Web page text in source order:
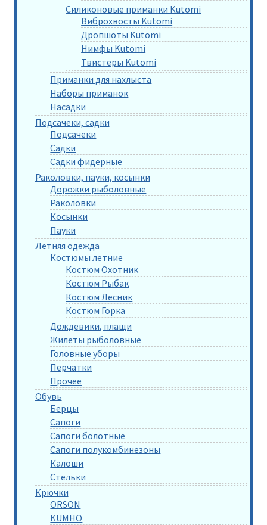
Силиконовые приманки Kutomi
Виброхвосты Kutomi
Дропшоты Kutomi
Нимфы Kutomi
Твистеры Kutomi
Приманки для нахлыста
Наборы приманок
Насадки
Подсачеки, садки
Подсачеки
Садки
Садки фидерные
Раколовки, пауки, косынки
Дорожки рыболовные
Раколовки
Косынки
Пауки
Летняя одежда
Костюмы летние
Костюм Охотник
Костюм Рыбак
Костюм Лесник
Костюм Горка
Дождевики, плащи
Жилеты рыболовные
Головные уборы
Перчатки
Прочее
Обувь
Берцы
Сапоги
Сапоги болотные
Сапоги полукомбинезоны
Калоши
Стельки
Крючки
ORSON
KUMHO